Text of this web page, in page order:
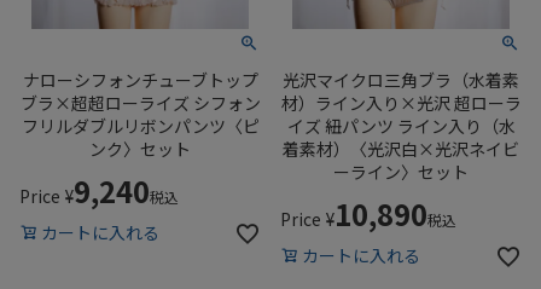
ナローシフォンチューブトップ
ブラ×超超ローライズ シフォン
フリルダブルリボンパンツ〈ピ
ンク〉セット
Price ¥9,240税込
カートに入れる
光沢マイクロ三角ブラ（水着素
材）ライン入り×光沢 超ローラ
イズ 紐パンツ ライン入り（水
着素材）〈光沢白×光沢ネイビ
ーライン〉セット
Price ¥10,890税込
カートに入れる